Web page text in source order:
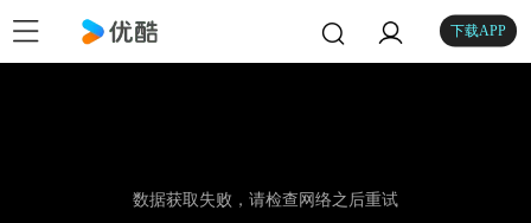
下载APP
数据获取失败，请检查网络之后重试